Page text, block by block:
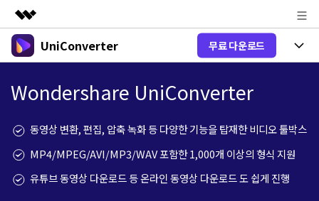
주요 제품
유틸리티
솔루션
뉴스룸
플랜 및 가격
UniConverter 무료 다운로드
음성 텍스트 변환
음성/동영상을 텍스트로 빠르고 정확
하게 변환하세요.
온라인 도구
New
V17 업그레이드
Wondershare UniConverter
동영상 변환, 편집, 압축 녹화 등 다양한 기능을 탑재한 비디오 툴박스
MP4/MPEG/AVI/MP3/WAV 포함한 1,000개 이상의 형식 지원
유튜브 동영상 다운로드 등 온라인 동영상 다운로드 도 쉽게 진행